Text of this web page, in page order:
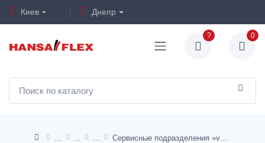
Киев Днепр
? 0
Сервисные подразделения »variobloc«